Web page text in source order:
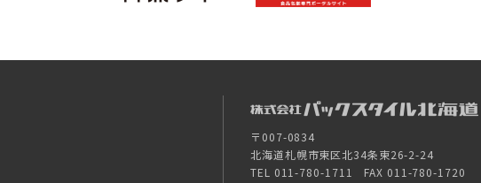
〒007-0834
北海道札幌市東区北34条東26-2-24
TEL 011-780-1711 FAX 011-780-1720